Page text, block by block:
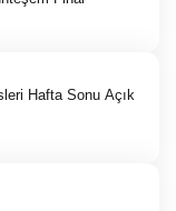
Hafta Sonu Açık